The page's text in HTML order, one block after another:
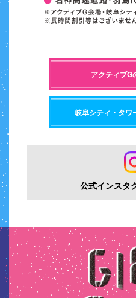
アクティブG
岐阜シティ・タワ
公式インスタ